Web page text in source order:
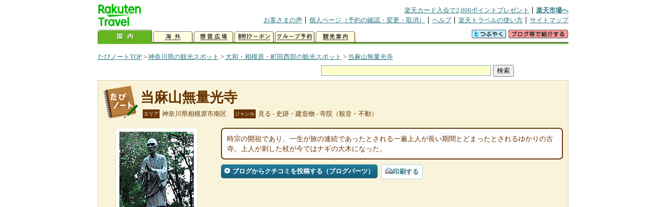
楽天カード入会で2,000ポイントプレゼント
楽天市場へ
お客さまの声
個人ページ（予約の確認・変更・取消） ヘルプ 楽天トラベルの使い方 サイトマップ
たびノートTOP > 神奈川県の観光スポット > 大和・相模原・町田西部の観光スポット > 当麻山無量光寺
当麻山無量光寺
エリア 神奈川県相模原市南区 ジャンル 見る - 史跡・建造物 - 寺院（観音・不動）
時宗の開祖であり、一生が旅の連続であったとされる一遍上人が長い期間とどまったとされるゆかりの古
寺。上人が刺した杖が今ではナギの大木になった。
ブログからクチコミを投稿する（ブログパーツ） 印刷する